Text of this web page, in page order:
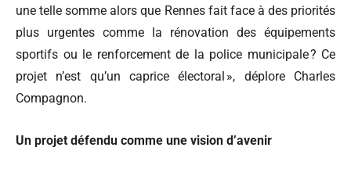
une telle somme alors que Rennes fait face à des priorités
plus urgentes comme la rénovation des équipements
sportifs ou le renforcement de la police municipale ? Ce
projet n’est qu’un caprice électoral », déplore Charles
Compagnon.
Un projet défendu comme une vision d’avenir